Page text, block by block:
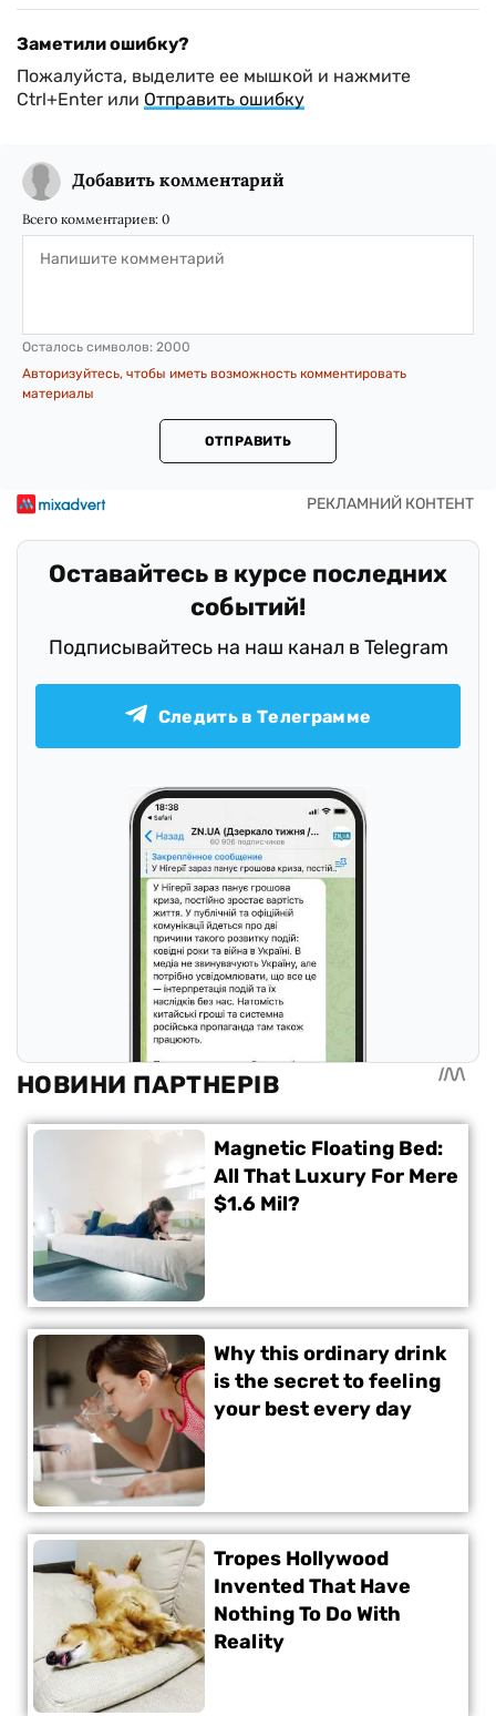
Заметили ошибку?
Пожалуйста, выделите ее мышкой и нажмите
Ctrl+Enter или Отправить ошибку
Добавить комментарий
Всего комментариев: 0
Осталось символов: 2000
Авторизуйтесь, чтобы иметь возможность комментировать
материалы
ОТПРАВИТЬ
Оставайтесь в курсе последних
событий!
Подписывайтесь на наш канал в Telegram
Следить в Телеграмме